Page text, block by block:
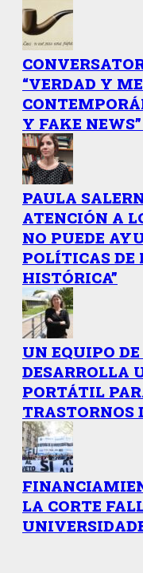
“VERDAD Y
Y FAKE NEWS”
PAULA
ATENCIÓN A
NO PUEDE
POLÍTICAS DE
HISTÓRICA”
UN EQUIPO
DESARROLLA
PORTÁTIL
TRASTORNOS
LA CORTE